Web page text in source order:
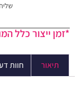
שליח עד
תיאור חוות